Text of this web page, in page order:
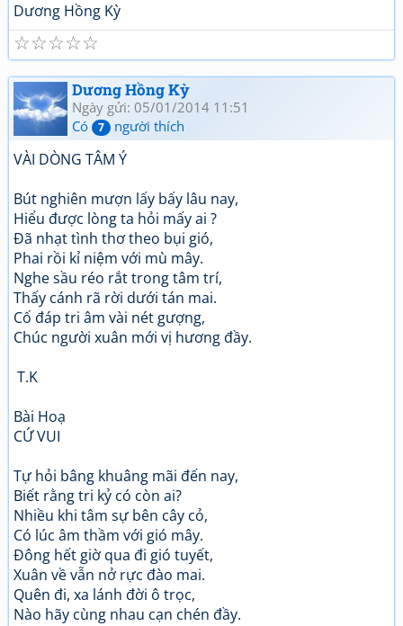
Dương Hồng Kỳ
☆
☆
☆
☆
☆
Dương Hồng Kỳ
Ngày gửi: 05/01/2014 11:51
Có
7 người thích
VÀI DÒNG TÂM Ý
Bút nghiên mượn lấy bấy lâu nay,
Hiểu được lòng ta hỏi mấy ai ?
Đã nhạt tình thơ theo bụi gió,
Phai rồi kỉ niệm với mù mây.
Nghe sầu réo rắt trong tâm trí,
Thấy cánh rã rời dưới tán mai.
Cố đáp tri âm vài nét gượng,
Chúc người xuân mới vị hương đầy.
T.K
Bài Hoạ
CỨ VUI
Tự hỏi bâng khuâng mãi đến nay,
Biết rằng tri kỷ có còn ai?
Nhiều khi tâm sự bên cây cỏ,
Có lúc âm thầm với gió mây.
Đông hết giờ qua đi gió tuyết,
Xuân về vẫn nở rực đào mai.
Quên đi, xa lánh đời ô trọc,
Nào hãy cùng nhau cạn chén đầy.